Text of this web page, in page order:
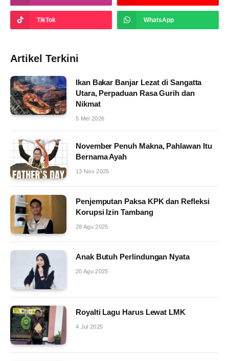
TikTok WhatsApp
Artikel Terkini
Ikan Bakar Banjar Lezat di Sangatta
Utara, Perpaduan Rasa Gurih dan
Nikmat
5 Mei 2026
November Penuh Makna, Pahlawan Itu
Bernama Ayah
13 Nov 2025
Penjemputan Paksa KPK dan Refleksi
Korupsi Izin Tambang
28 Agu 2025
Anak Butuh Perlindungan Nyata
20 Agu 2025
Royalti Lagu Harus Lewat LMK
4 Jul 2025